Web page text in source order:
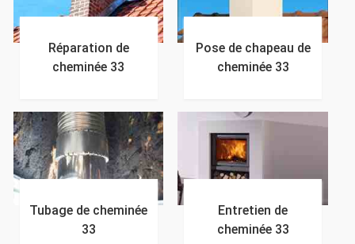
Réparation de
cheminée 33
Pose de chapeau de
cheminée 33
Tubage de cheminée
33
Entretien de
cheminée 33